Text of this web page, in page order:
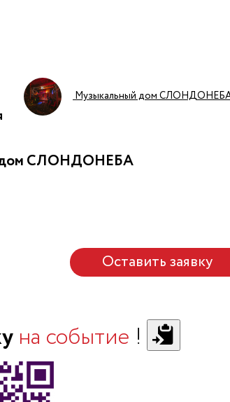
Музыкальный дом
дом СЛОНДОНЕБА
Оставить заявку
на событие !